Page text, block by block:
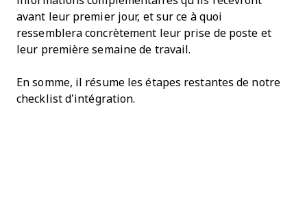
avant leur premier jour, et sur ce à quoi
ressemblera concrètement leur prise de poste et
leur première semaine de travail.
En somme, il résume les étapes restantes de notre
checklist d’intégration.